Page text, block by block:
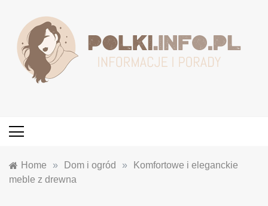
content
Home » Dom i ogród »
Komfortowe i eleganckie
meble z drewna